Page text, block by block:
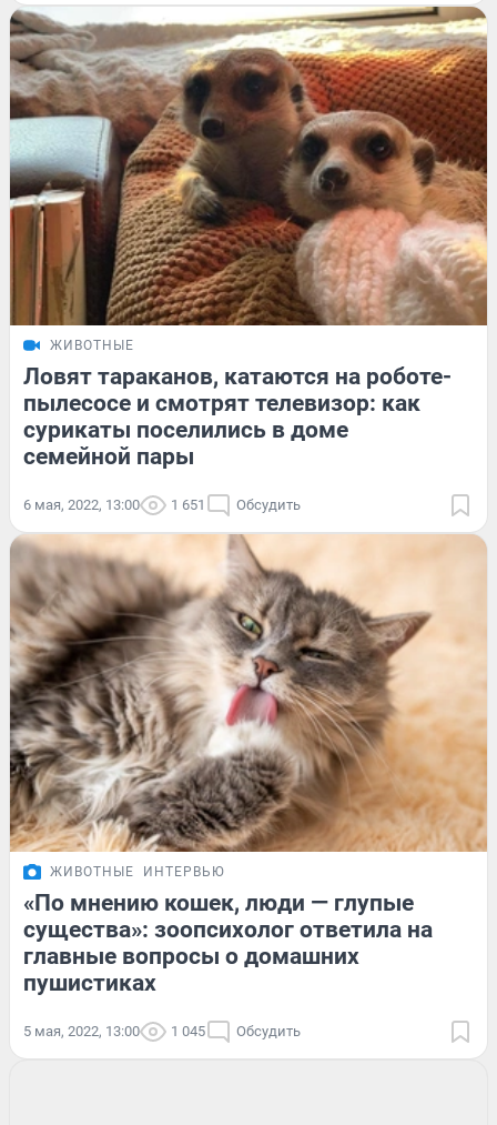
ЖИВОТНЫЕ
Ловят тараканов, катаются на роботе-
пылесосе и смотрят телевизор: как
сурикаты поселились в доме
семейной пары
6 мая, 2022, 13:00 1 651 Обсудить
ЖИВОТНЫЕ ИНТЕРВЬЮ
«По мнению кошек, люди — глупые
существа»: зоопсихолог ответила на
главные вопросы о домашних
пушистиках
5 мая, 2022, 13:00 1 045 Обсудить